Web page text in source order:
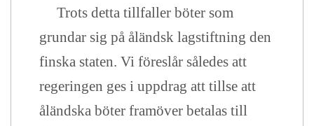
Trots detta tillfaller böter som
grundar sig på åländsk lagstiftning den
finska staten. Vi föreslår således att
regeringen ges i uppdrag att tillse att
åländska böter framöver betalas till